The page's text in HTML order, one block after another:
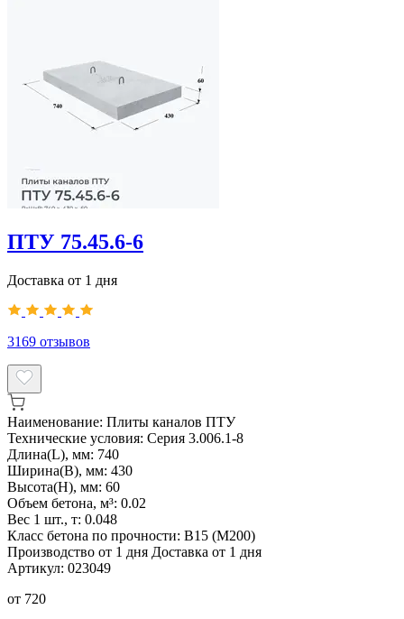
ПТУ 75.45.6-6
Доставка от 1 дня
3169 отзывов
Наименование: Плиты каналов ПТУ
Технические условия: Серия 3.006.1-8
Длина(L), мм: 740
Ширина(B), мм: 430
Высота(H), мм: 60
Объем бетона, м³: 0.02
Вес 1 шт., т: 0.048
Класс бетона по прочности: В15 (М200)
Производство от 1 дня Доставка от 1 дня
Артикул: 023049
от 720